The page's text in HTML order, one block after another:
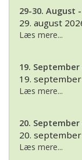
29-30. August
29. august
Læs mere...
19. September
19.
Læs mere...
20. September
20.
Læs mere...